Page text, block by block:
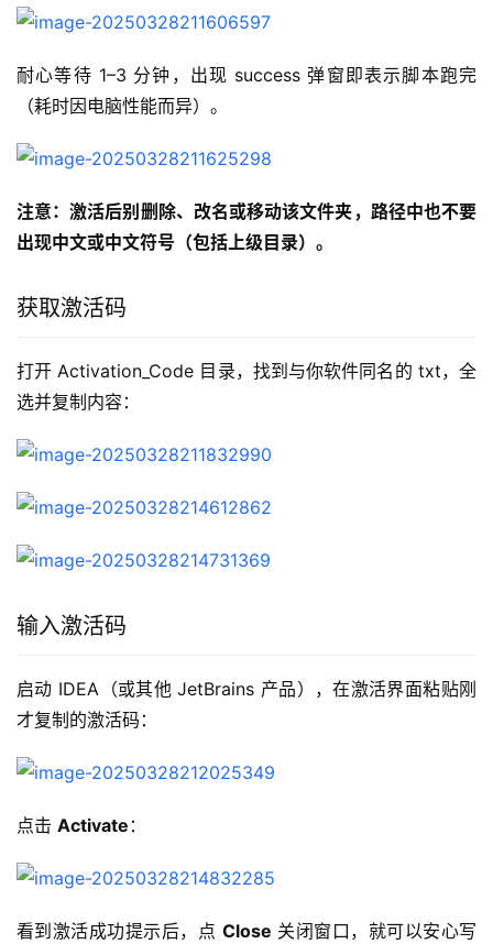
耐心等待 1–3 分钟，出现 success 弹窗即表示脚本跑完
（耗时因电脑性能而异）。
注意：激活后别删除、改名或移动该文件夹，路径中也不要
出现中文或中文符号（包括上级目录）。
获取激活码
打开 Activation_Code 目录，找到与你软件同名的 txt，全
选并复制内容：
输入激活码
启动 IDEA（或其他 JetBrains 产品），在激活界面粘贴刚
才复制的激活码：
点击 Activate ：
看到激活成功提示后，点 Close 关闭窗口，就可以安心写